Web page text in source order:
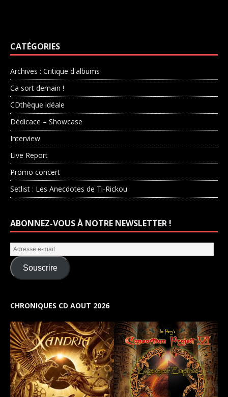
CATÉGORIES
Archives : Critique d'albums
Ca sort demain !
CDthèque idéale
Dédicace – Showcase
Interview
Live Report
Promo concert
Setlist : Les Anecdotes de Ti-Rickou
ABONNEZ-VOUS À NOTRE NEWSLETTER !
Souscrire
CHRONIQUES CD AOUT 2026